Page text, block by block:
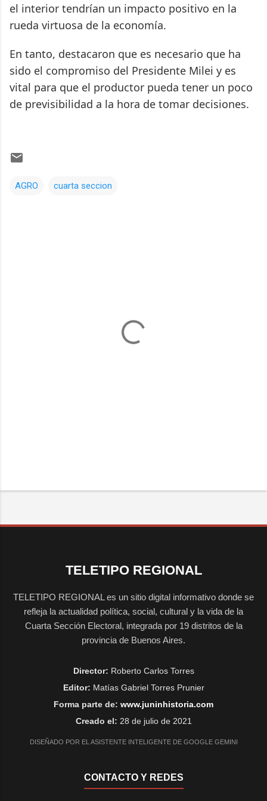
el interior tendrían un impacto positivo en la
rueda virtuosa de la economía.
En tanto, destacaron que es necesario que ha
sido el compromiso del Presidente Milei y es
vital para que el productor pueda tener un poco
de previsibilidad a la hora de tomar decisiones.
AGRO cuarta seccion
TELETIPO REGIONAL
TELETIPO REGIONAL es un sitio digital informativo donde se
refleja la actualidad política, social, cultural y la vida de la
Cuarta Sección Electoral, integrada por 19 distritos de la
provincia de Buenos Aires.
Director: Roberto Carlos Torres
Editor: Matías Gabriel Torres Prunier
Forma parte de: www.juninhistoria.com
Creado el: 28 de julio de 2021
DISEÑADO POR EL ASISTENTE INTELIGENTE DE GOOGLE GEMINI
CONTACTO Y REDES